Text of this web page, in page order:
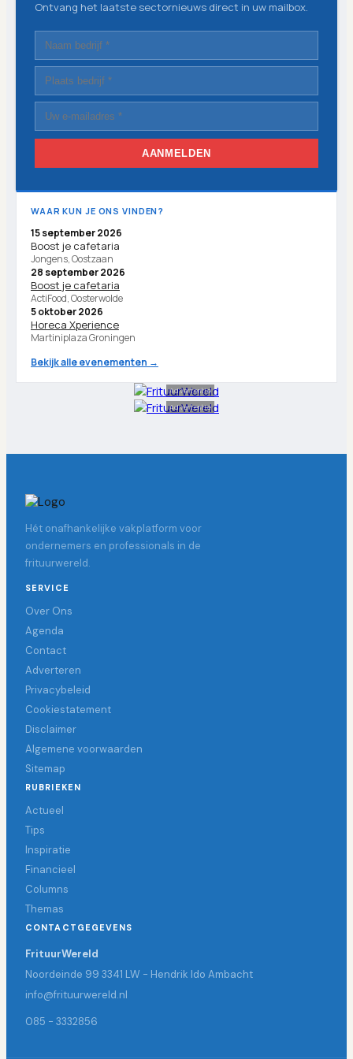
Ontvang het laatste sectornieuws direct in uw mailbox.
AANMELDEN
WAAR KUN JE ONS VINDEN?
15 september 2026
Boost je cafetaria
Jongens, Oostzaan
28 september 2026
Boost je cafetaria
ActiFood, Oosterwolde
5 oktober 2026
Horeca Xperience
Martiniplaza Groningen
Bekijk alle evenementen →
Advertentie
Advertentie
Hét onafhankelijke vakplatform voor
ondernemers en professionals in de
frituurwereld.
SERVICE
Over Ons
Agenda
Contact
Adverteren
Privacybeleid
Cookiestatement
Disclaimer
Algemene voorwaarden
Sitemap
RUBRIEKEN
Actueel
Tips
Inspiratie
Financieel
Columns
Themas
CONTACTGEGEVENS
FrituurWereld
Noordeinde 99 3341 LW - Hendrik Ido Ambacht
info@frituurwereld.nl
085 - 3332856